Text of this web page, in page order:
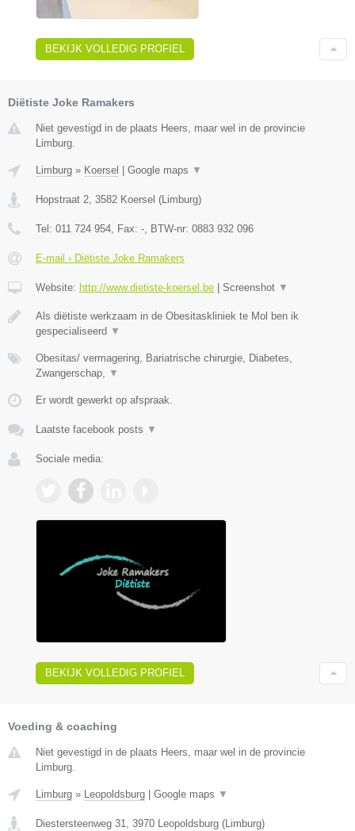
BEKIJK VOLLEDIG PROFIEL
Diëtiste Joke Ramakers
Niet gevestigd in de plaats Heers, maar wel in de provincie
Limburg.
Limburg » Koersel | Google maps ▼
Hopstraat 2 3582 Koersel (Limburg)
Tel: 011 724 954 , Fax: - , BTW-nr: 0883 932 096
E-mail › Diëtiste Joke Ramakers
Website: http://www.dietiste-koersel.be | Screenshot ▼
Als diëtiste werkzaam in de Obesitaskliniek te Mol ben ik
gespecialiseerd ▼
Obesitas/ vermagering, Bariatrische chirurgie, Diabetes,
Zwangerschap,
▼
Er wordt gewerkt op afspraak.
Laatste facebook posts ▼
Sociale media:
BEKIJK VOLLEDIG PROFIEL
Voeding & coaching
Niet gevestigd in de plaats Heers, maar wel in de provincie
Limburg.
Limburg » Leopoldsburg Google maps ▼
Diestersteenweg 31, 3970 Leopoldsburg (Limburg)